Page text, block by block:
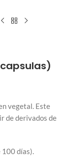
vegetal. Este
de derivados de
100 días).